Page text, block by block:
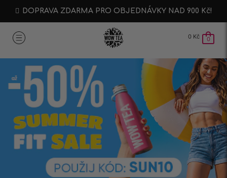
DOPRAVA ZDARMA PRO OBJEDNÁVKY NAD 900 Kč!
0 Kč 0